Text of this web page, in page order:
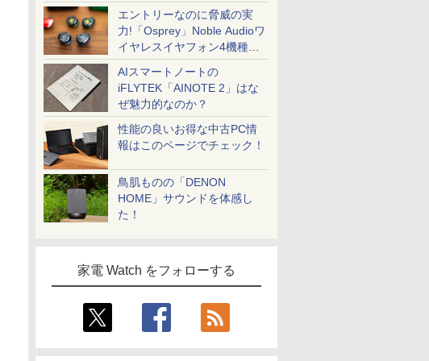
エントリーなのに脅威の実
力!「Osprey」Noble Audioワ
イヤレスイヤフォン4機種を
一気に聴く
AIスマートノートの
iFLYTEK「AINOTE 2」はな
ぜ魅力的なのか？
性能の良いお得な中古PC情
報はこのページでチェック！
鳥肌ものの「DENON
HOME」サウンドを体感し
た！
家電 Watch をフォローする